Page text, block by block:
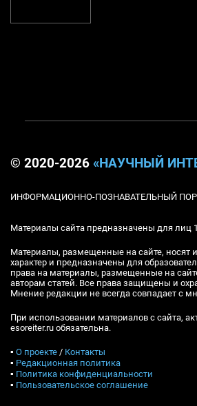
© 2020-2026 «НАУЧНЫЙ
ИНФОРМАЦИОННО-ПОЗНАВАТЕЛЬНЫЙ
Материалы сайта предназначены для лиц
Материалы, размещенные на сайте, носят
характер и предназначены для
права на материалы, размещенные на
авторам статей. Все права защищены и
Мнение редакции не всегда совпадает с
При использовании материалов с сайта,
esoreiter.ru обязательна.
▪ О проекте / Контакты
▪ Редакционная политика
▪ Политика конфиденциальности
▪ Пользовательское соглашение